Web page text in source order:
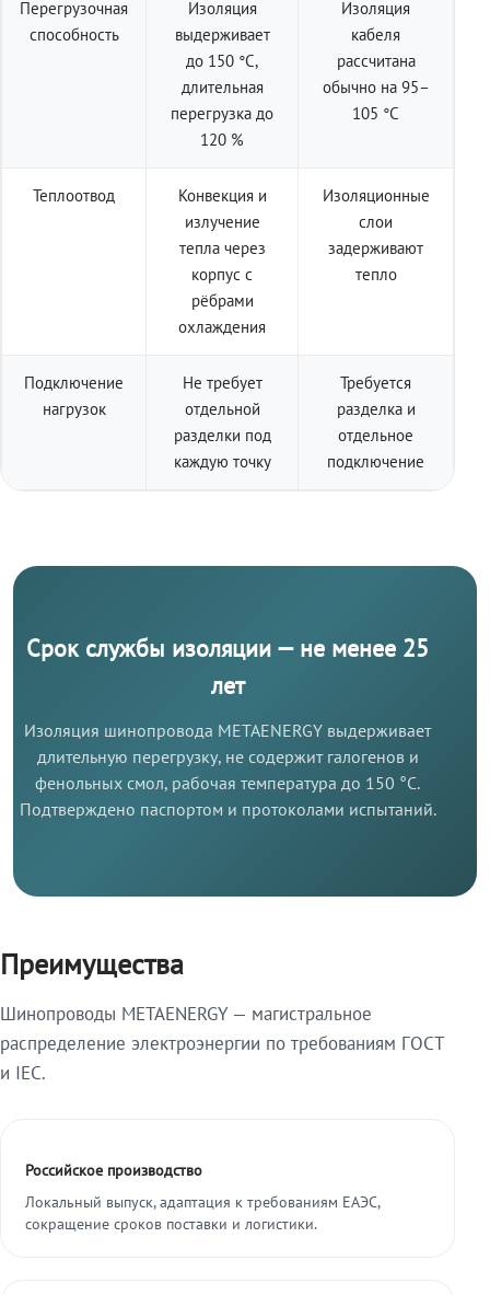
Перегрузочная
способность
Изоляция
выдерживает
до 150 °C,
длительная
перегрузка до
120 %
Изоляция
кабеля
рассчитана
обычно на 95–
105 °C
Теплоотвод
Конвекция и
излучение
тепла через
корпус с
рёбрами
охлаждения
Изоляционные
слои
задерживают
тепло
Подключение
нагрузок
Не требует
отдельной
разделки под
каждую точку
Требуется
разделка и
отдельное
подключение
Срок службы изоляции — не менее 25
лет
Изоляция шинопровода METAENERGY выдерживает
длительную перегрузку, не содержит галогенов и
фенольных смол, рабочая температура до 150 °C.
Подтверждено паспортом и протоколами испытаний.
Преимущества
Шинопроводы METAENERGY — магистральное
распределение электроэнергии по требованиям ГОСТ
и IEC.
Российское производство
Локальный выпуск, адаптация к требованиям ЕАЭС,
сокращение сроков поставки и логистики.